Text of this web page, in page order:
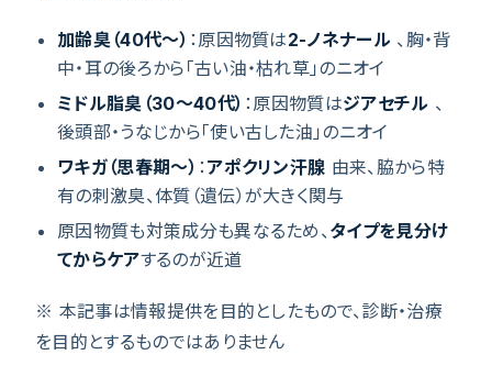
加齢臭（40代〜） ：原因物質は2-ノネナール 、胸・背
中・耳の後ろから「古い油・枯れ草」のニオイ
ミドル脂臭（30〜40代） ：原因物質はジアセチル 、
後頭部・うなじから「使い古した油」のニオイ
ワキガ（思春期〜） ：アポクリン汗腺 由来、脇から特
有の刺激臭、体質（遺伝）が大きく関与
原因物質も対策成分も異なるため、タイプを見分け
てからケアするのが近道
※ 本記事は情報提供を目的としたもので、診断・治療
を目的とするものではありません